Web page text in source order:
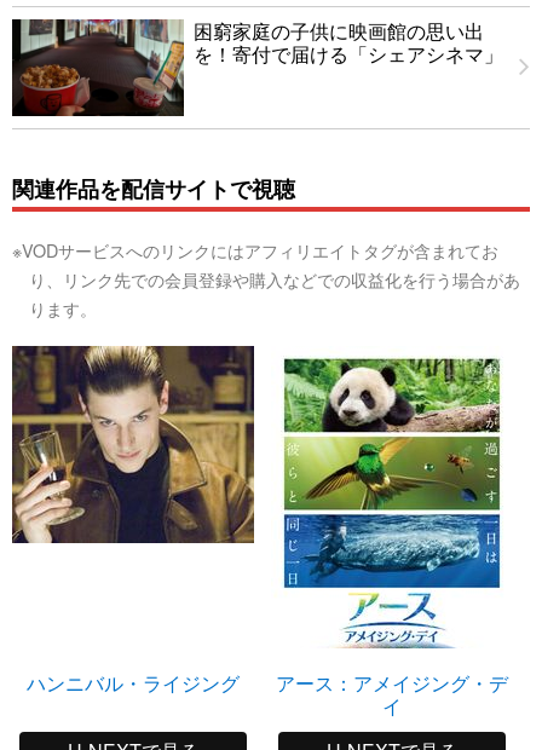
困窮家庭の子供に映画館の思い出
を！寄付で届ける「シェアシネマ」
関連作品を配信サイトで視聴
※VODサービスへのリンクにはアフィリエイトタグが含まれてお
り、リンク先での会員登録や購入などでの収益化を行う場合があ
ります。
ハンニバル・ライジング
アース：アメイジング・デ
イ